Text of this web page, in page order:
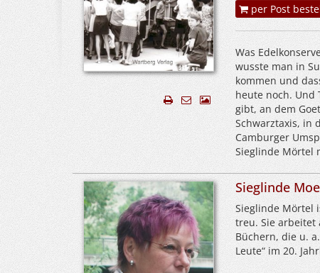
per Post
Was
wusste man in
kommen und
heute noch. Und
gibt, an dem
Schwarztaxis, in
Camburger
Sieglinde Mörtel
Sieglinde
Sieglinde Mörtel
treu. Sie arbeitet
Büchern, die u.
Leute“ im 20.